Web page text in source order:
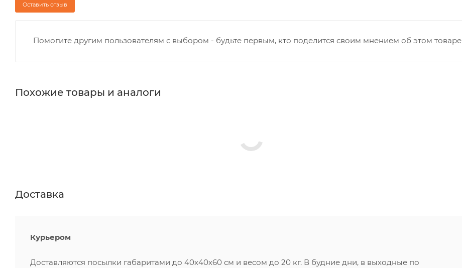
Оставить отзыв
Помогите другим пользователям с выбором - будьте первым, кто поделится своим мнением об этом товаре
Похожие товары и аналоги
Доставка
Курьером
Доставляются посылки габаритами до 40х40х60 см и весом до 20 кг. В будние дни, в выходные по